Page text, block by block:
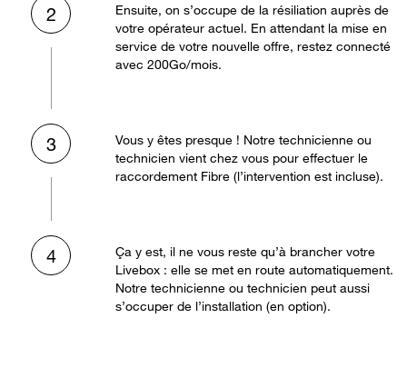
2
Ensuite, on s’occupe de la résiliation auprès de
votre opérateur actuel. En attendant la mise en
service de votre nouvelle offre, restez connecté
avec 200Go/mois.
3
Vous y êtes presque ! Notre technicienne ou
technicien vient chez vous pour effectuer le
raccordement Fibre (l’intervention est incluse).
4
Ça y est, il ne vous reste qu’à brancher votre
Livebox : elle se met en route automatiquement.
Notre technicienne ou technicien peut aussi
s’occuper de l’installation (en option).